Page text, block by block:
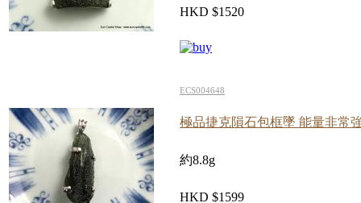
HKD $1520
ECS004648
極品捷克隕石包框墜 能量非常
約8.8g
HKD $1599